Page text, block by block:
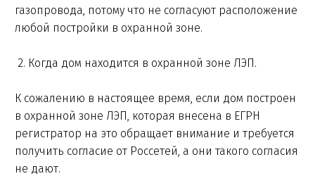
газопровода, потому что не согласуют расположение
любой постройки в охранной зоне.
2. Когда дом находится в охранной зоне ЛЭП.
К сожалению в настоящее время, если дом построен
в охранной зоне ЛЭП, которая внесена в ЕГРН
регистратор на это обращает внимание и требуется
получить согласие от Россетей, а они такого согласия
не дают.